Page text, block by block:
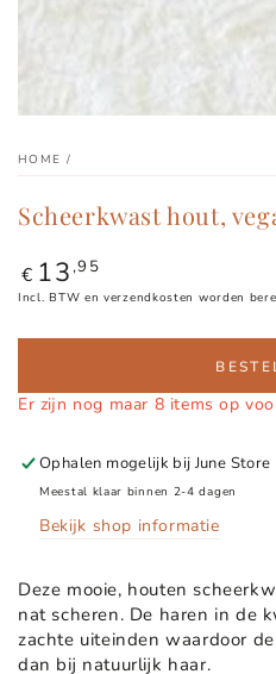
HOME /
Scheerkwast hout,
Normale
prijs
€ 13 ,95
Incl. BTW en verzendkosten worden
Er zijn nog maar 8 items op
Ophalen mogelijk bij June Store
Meestal klaar binnen 2-4 dagen
Bekijk shop informatie
Deze mooie, houten
nat scheren. De haren in de
zachte uiteinden waardoor
dan bij natuurlijk haar.